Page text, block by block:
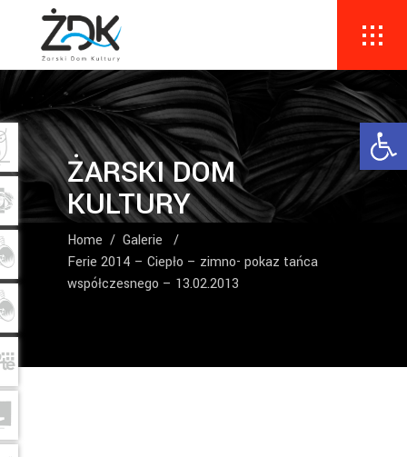
ŻARSKI DOM
KULTURY
Home / Galerie
/
Ferie 2014 – Ciepło – zimno- pokaz tańca
współczesnego – 13.02.2013